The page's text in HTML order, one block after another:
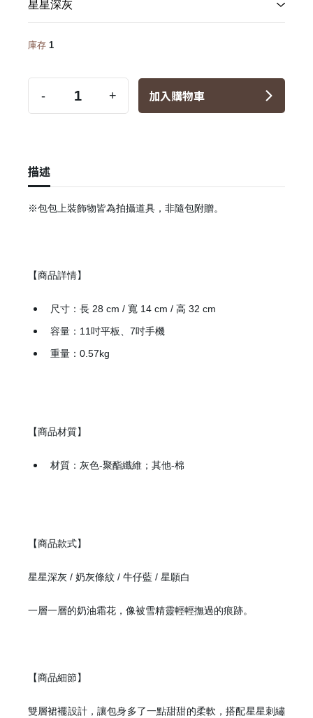
庫存 1
- + 加入購物車
描述
※包包上裝飾物皆為拍攝道具，非隨包附贈。
【商品詳情】
尺寸：長 28 cm / 寬 14 cm / 高 32 cm
容量：11吋平板、7吋手機
重量：0.57kg
【商品材質】
材質：灰色-聚酯纖維；其他-棉
【商品款式】
星星深灰 / 奶灰條紋 / 牛仔藍 / 星願白
一層一層的奶油霜花，像被雪精靈輕輕撫過的痕跡。
【商品細節】
雙層裙襬設計，讓包身多了一點甜甜的柔軟，搭配星星刺繡